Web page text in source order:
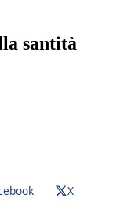
santità
X